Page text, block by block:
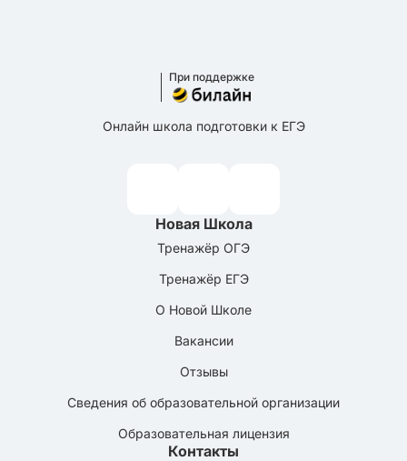
При поддержке
Онлайн школа подготовки к ЕГЭ
Новая Школа
Тренажёр ОГЭ
Тренажёр ЕГЭ
О Новой Школе
Вакансии
Отзывы
Сведения об образовательной организации
Образовательная лицензия
Контакты